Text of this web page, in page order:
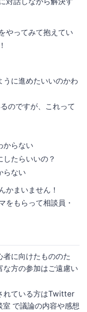
やってみて抱えてい
に進めたいいのかわ
のですが、これって
からない
たらいいの？
らない
かまいません！
をもらって相談員・
に向けたもののた
方の参加はご遠慮い
れている方はTwitter
で議論の内容や感想